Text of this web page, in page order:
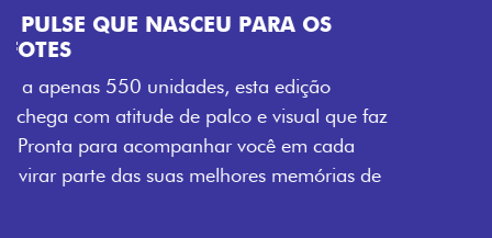
VISUAL COM ENERGIA LOLLABR
Se liga no que compõe a identidade exclusiva do
festival: série numerada, adesivo lateral LollaBR e a
soleira temática que reforçam a exclusividade,
enquanto os detalhes escurecidos, o teto bicolor e as
rodas de liga-leve aro 16” em preto brilhante